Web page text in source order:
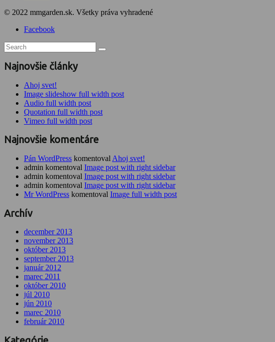
© 2022 mmgarden.sk. Všetky práva vyhradené
Facebook
Najnovšie články
Ahoj svet!
Image slideshow full width post
Audio full width post
Quotation full width post
Vimeo full width post
Najnovšie komentáre
Pán WordPress komentoval Ahoj svet!
admin komentoval Image post with right sidebar
admin komentoval Image post with right sidebar
admin komentoval Image post with right sidebar
Mr WordPress komentoval Image full width post
Archív
december 2013
november 2013
október 2013
september 2013
január 2012
marec 2011
október 2010
júl 2010
jún 2010
marec 2010
február 2010